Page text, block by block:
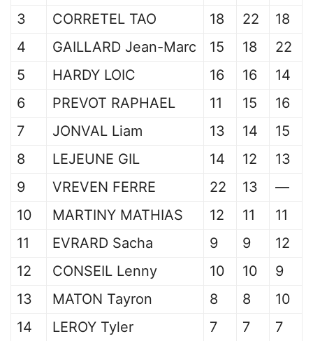
3
CORRETEL TAO 18 22
18
4
GAILLARD Jean-Marc 15 18
22
5
HARDY LOIC 16 16
14
6
PREVOT RAPHAEL 11 15
16
7
JONVAL Liam 13 14
15
8
LEJEUNE GIL 14 12
13
9
VREVEN FERRE 22 13
—
10
MARTINY MATHIAS 12 11
11
11
EVRARD Sacha 9 9
12
12
CONSEIL Lenny 10 10
9
13
MATON Tayron 8 8
10
14
LEROY Tyler 7 7
7